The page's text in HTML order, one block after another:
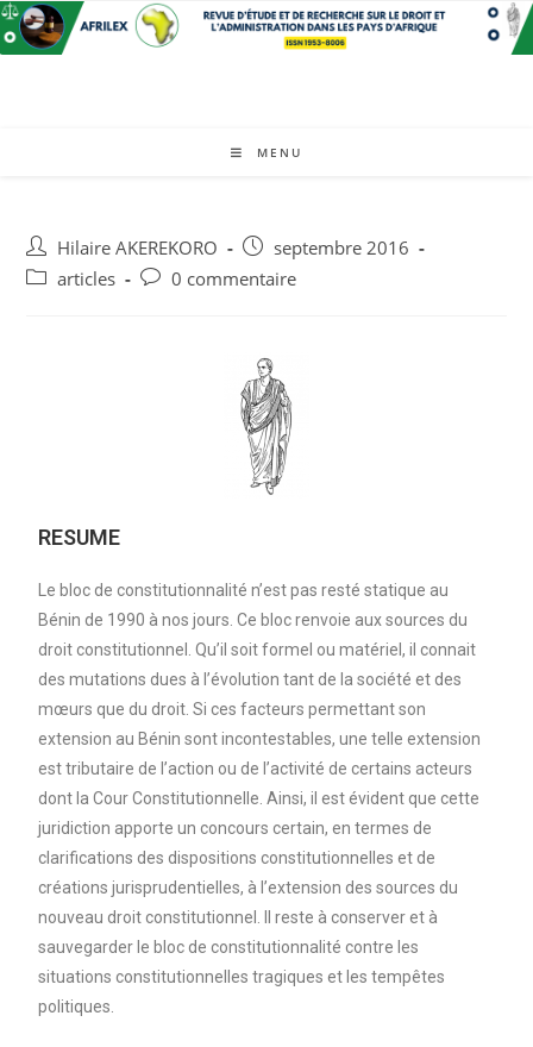
MENU
Hilaire AKEREKORO
septembre 2016
articles
0 commentaire
RESUME
Le bloc de constitutionnalité n’est pas resté statique au
Bénin de 1990 à nos jours. Ce bloc renvoie aux sources du
droit constitutionnel. Qu’il soit formel ou matériel, il connait
des mutations dues à l’évolution tant de la société et des
mœurs que du droit. Si ces facteurs permettant son
extension au Bénin sont incontestables, une telle extension
est tributaire de l’action ou de l’activité de certains acteurs
dont la Cour Constitutionnelle. Ainsi, il est évident que cette
juridiction apporte un concours certain, en termes de
clarifications des dispositions constitutionnelles et de
créations jurisprudentielles, à l’extension des sources du
nouveau droit constitutionnel. Il reste à conserver et à
sauvegarder le bloc de constitutionnalité contre les
situations constitutionnelles tragiques et les tempêtes
politiques.